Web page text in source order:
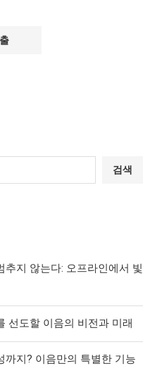
검색
추지 않는다: 오프라인에서 빛
선도할 이음의 비전과 미래
까지? 이음만의 특별한 기능